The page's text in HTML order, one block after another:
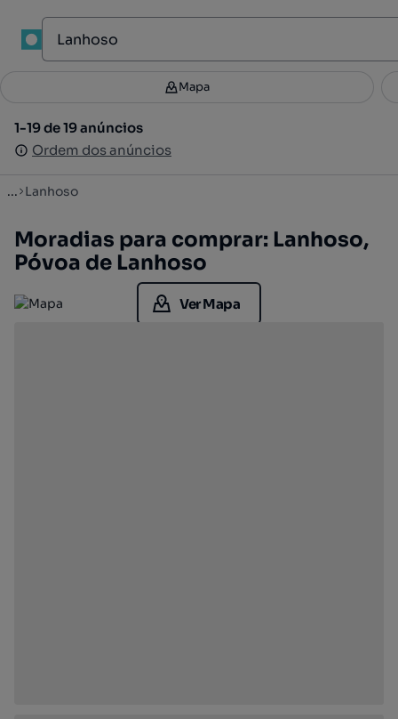
Filtros 2
1-19 de 19 anúncios
Ordem dos anúncios
Mapa
1-19 de 19 anúncios
Ordem dos anúncios
... Lanhoso
Moradias para comprar: Lanhoso,
Póvoa de Lanhoso
Ver Mapa